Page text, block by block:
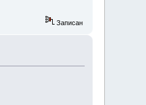
Записан